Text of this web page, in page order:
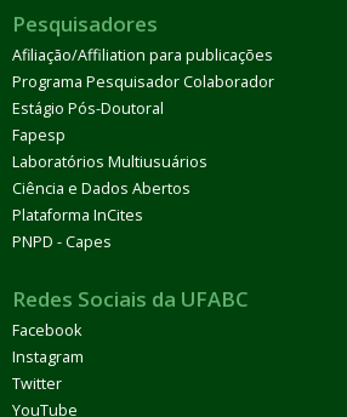
Pesquisadores
Afiliação/Affiliation para publicações
Programa Pesquisador Colaborador
Estágio Pós-Doutoral
Fapesp
Laboratórios Multiusuários
Ciência e Dados Abertos
Plataforma InCites
PNPD - Capes
Redes Sociais da UFABC
Facebook
Instagram
Twitter
YouTube